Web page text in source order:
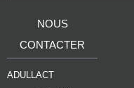
NOUS
CONTACTER
ADULLACT